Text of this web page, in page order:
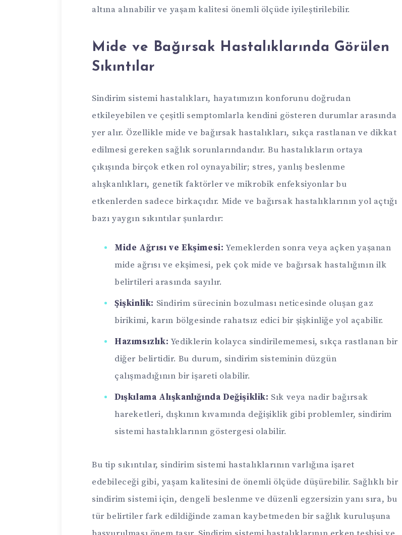
altına alınabilir ve yaşam kalitesi önemli ölçüde iyileştirilebilir.
Mide ve Bağırsak Hastalıklarında Görülen
Sıkıntılar
Sindirim sistemi hastalıkları, hayatımızın konforunu doğrudan
etkileyebilen ve çeşitli semptomlarla kendini gösteren durumlar arasında
yer alır. Özellikle mide ve bağırsak hastalıkları, sıkça rastlanan ve dikkat
edilmesi gereken sağlık sorunlarındandır. Bu hastalıkların ortaya
çıkışında birçok etken rol oynayabilir; stres, yanlış beslenme
alışkanlıkları, genetik faktörler ve mikrobik enfeksiyonlar bu
etkenlerden sadece birkaçıdır. Mide ve bağırsak hastalıklarının yol açtığı
bazı yaygın sıkıntılar şunlardır:
Mide Ağrısı ve Ekşimesi: Yemeklerden sonra veya açken yaşanan
mide ağrısı ve ekşimesi, pek çok mide ve bağırsak hastalığının ilk
belirtileri arasında sayılır.
Şişkinlik: Sindirim sürecinin bozulması neticesinde oluşan gaz
birikimi, karın bölgesinde rahatsız edici bir şişkinliğe yol açabilir.
Hazımsızlık: Yediklerin kolayca sindirilememesi, sıkça rastlanan bir
diğer belirtidir. Bu durum, sindirim sisteminin düzgün
çalışmadığının bir işareti olabilir.
Dışkılama Alışkanlığında Değişiklik: Sık veya nadir bağırsak
hareketleri, dışkının kıvamında değişiklik gibi problemler, sindirim
sistemi hastalıklarının göstergesi olabilir.
Bu tip sıkıntılar, sindirim sistemi hastalıklarının varlığına işaret
edebileceği gibi, yaşam kalitesini de önemli ölçüde düşürebilir. Sağlıklı bir
sindirim sistemi için, dengeli beslenme ve düzenli egzersizin yanı sıra, bu
tür belirtiler fark edildiğinde zaman kaybetmeden bir sağlık kuruluşuna